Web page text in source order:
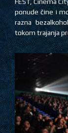
FEST, Cinema
ponude čine i
razna
tokom trajanja